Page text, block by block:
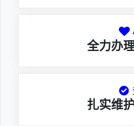
全力办
扎实维